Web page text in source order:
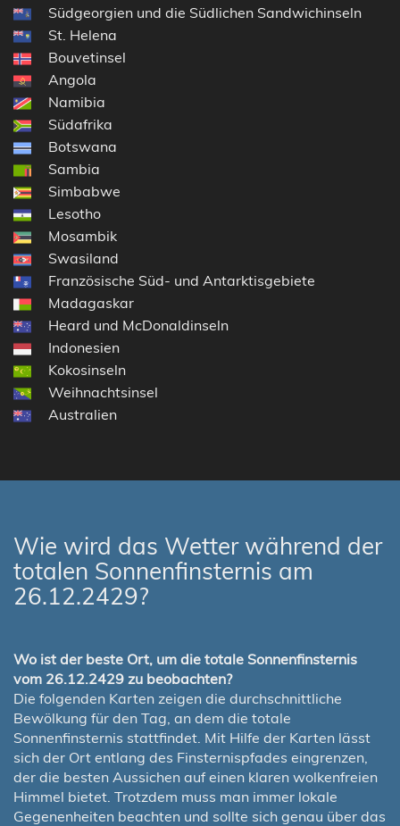
Südgeorgien und die Südlichen Sandwichinseln
St. Helena
Bouvetinsel
Angola
Namibia
Südafrika
Botswana
Sambia
Simbabwe
Lesotho
Mosambik
Swasiland
Französische Süd- und Antarktisgebiete
Madagaskar
Heard und McDonaldinseln
Indonesien
Kokosinseln
Weihnachtsinsel
Australien
Wie wird das Wetter während der
totalen Sonnenfinsternis am
26.12.2429?
Wo ist der beste Ort, um die totale Sonnenfinsternis
vom 26.12.2429 zu beobachten?
Die folgenden Karten zeigen die durchschnittliche
Bewölkung für den Tag, an dem die totale
Sonnenfinsternis stattfindet. Mit Hilfe der Karten lässt
sich der Ort entlang des Finsternispfades eingrenzen,
der die besten Aussichen auf einen klaren wolkenfreien
Himmel bietet. Trotzdem muss man immer lokale
Gegenenheiten beachten und sollte sich genau über das